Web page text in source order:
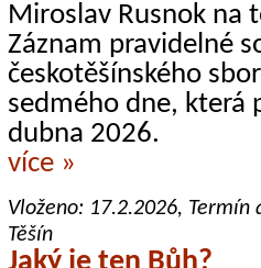
Miroslav Rusnok na
Záznam pravidelné
českotěšínského
sedmého dne, která
dubna 2026.
více »
Vloženo: 17.2.2026, Termín
Těšín